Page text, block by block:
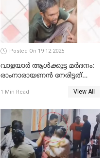
Posted On 19-12-2025
വാളയാർ ആൾക്കൂട്ട മർദനം:
രാംനാരായണൻ നേരിട്ടത്
നാൽപ്പതിലേറെ
റിപ്പോർട്ട്
1 Min Read View All